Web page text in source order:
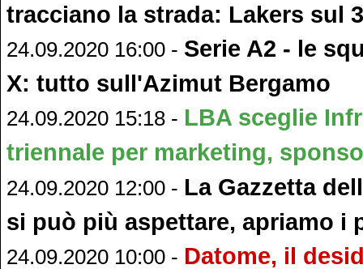
tracciano la strada: Lakers sul
24.09.2020 16:00 - Serie A2 - le
X: tutto sull'Azimut Bergamo
24.09.2020 15:18 - LBA sceglie
triennale per marketing,
24.09.2020 12:00 - La Gazzetta
si può più aspettare, apriamo i
24.09.2020 10:00 - Datome, il